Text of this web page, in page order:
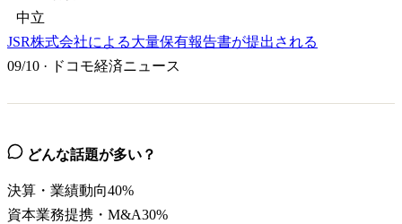
中立
JSR株式会社による大量保有報告書が提出される
09/10 · ドコモ経済ニュース
どんな話題が多い？
決算・業績動向40%
資本業務提携・M&A30%